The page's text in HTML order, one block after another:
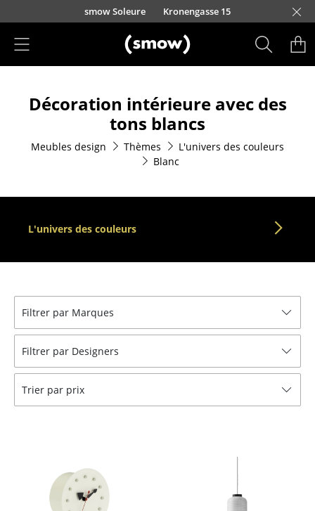
Accéder directement au contenu
smow Soleure Kronengasse 15
Sièges
Fauteuils
Fauteuils lounge
Chaises et Tabourets de bar
Tabourets
Bancs & Chaises longues
Poufs poires
Chaises à bascule
Chaises de bureau
Décoration intérieure avec des
tons blancs
Meubles design Thèmes
L'univers des couleurs
Blanc
L'univers des couleurs
Filtrer par Marques
Filtrer par Designers
Trier par prix